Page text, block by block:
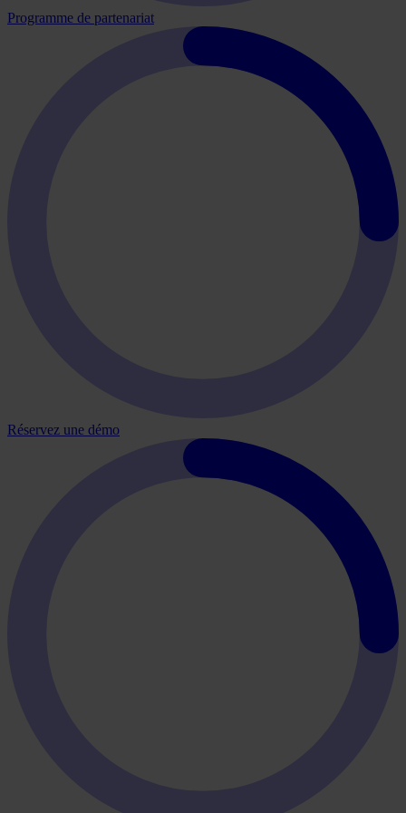
Programme de partenariat
Réservez une démo